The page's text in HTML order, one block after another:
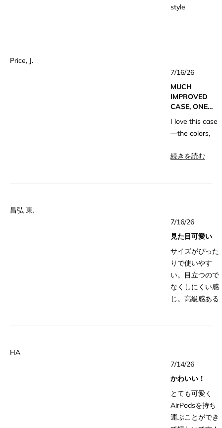
style
Price, J.
星
5
中
4
と
評
価
7/16/26
MUCH
IMPROVED
CASE, ONE
LITTLE FLAW
I love this case
—the colors,
the real
My only quibble
is there is a
small gap
where there is
an opening for
the charger
connection and
charge if I don’t
look at it
carefully.
続きを読むこ
詳
細
を
読
む
昌弘 東.
星
5
つ
中
と
評
価
7/16/26
見た目可愛い
サイズがぴった
りで使いやす
い。目立つので
なくしにくい感
じ。高級感ある
HA
星
5
つ
中
と
評
価
7/14/26
かわいい！
とても可愛く
AirPodsを持ち
運ぶことができ